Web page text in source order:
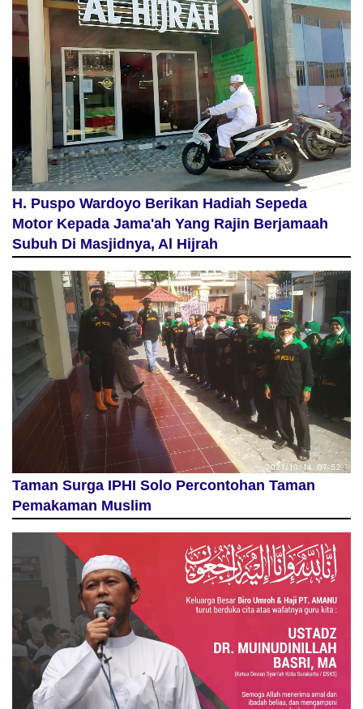
H. Puspo Wardoyo Berikan Hadiah Sepeda
Motor Kepada Jama'ah Yang Rajin Berjamaah
Subuh Di Masjidnya, Al Hijrah
Taman Surga IPHI Solo Percontohan Taman
Pemakaman Muslim